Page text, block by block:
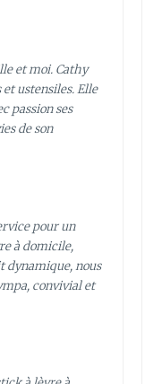
et moi. Cathy
ustensiles. Elle
passion ses
de son
pour un
à domicile,
dynamique, nous
convivial et